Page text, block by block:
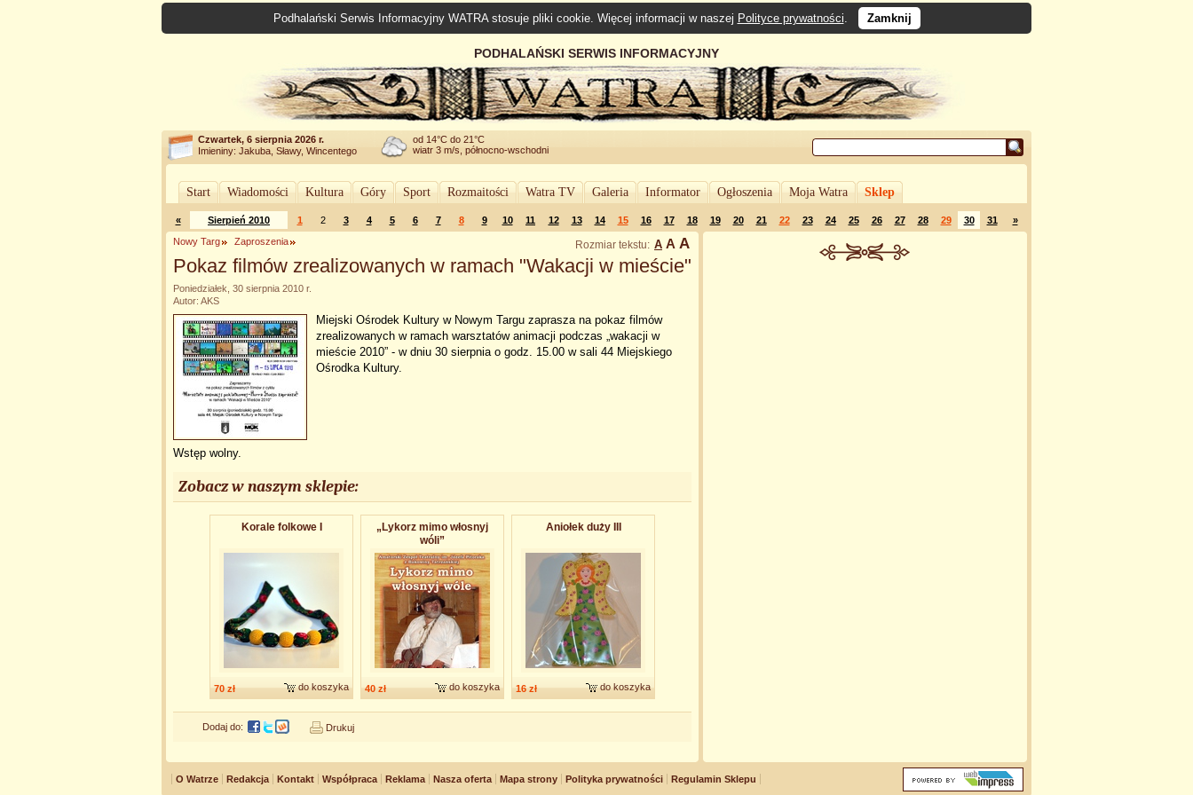
Podhalański Serwis Informacyjny WATRA stosuje pliki cookie. Więcej informacji w naszej Polityce prywatności. Zamknij
PODHALAŃSKI SERWIS INFORMACYJNY
Czwartek, 6 sierpnia 2026 r.
Imieniny: Jakuba, Sławy, Wincentego
od 14°C do 21°C
wiatr 3 m/s, północno-wschodni
Start Wiadomości Kultura Góry Sport Rozmaitości Watra TV Galeria Informator Ogłoszenia Moja Watra Sklep
« Sierpień 2010 1 2 3 4 5 6 7 8 9 10 11 12 13 14 15 16 17 18 19 20 21 22 23 24 25 26 27 28 29 30 31 »
Rozmiar tekstu: A A A
Nowy Targ Zaproszenia
Pokaz filmów zrealizowanych w ramach "Wakacji w mieście"
Poniedziałek, 30 sierpnia 2010 r.
Autor: AKS
Miejski Ośrodek Kultury w Nowym Targu zaprasza na pokaz filmów
zrealizowanych w ramach warsztatów animacji podczas „wakacji w
mieście 2010” - w dniu 30 sierpnia o godz. 15.00 w sali 44 Miejskiego
Ośrodka Kultury.
Wstęp wolny.
Zobacz w naszym sklepie:
Korale folkowe I
70 zł do koszyka
„Lykorz mimo włosnyj
wóli”
40 zł do koszyka
Aniołek duży III
16 zł do koszyka
Dodaj do: Drukuj
O Watrze Redakcja Kontakt Współpraca Reklama Nasza oferta Mapa strony Polityka prywatności Regulamin Sklepu